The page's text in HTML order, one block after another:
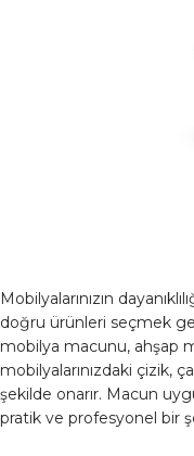
Mobilyalarınızın
doğru ürünleri seçmek
mobilya macunu, ahşap
mobilyalarınızdaki çizik,
şekilde onarır. Macun
pratik ve profesyonel bir